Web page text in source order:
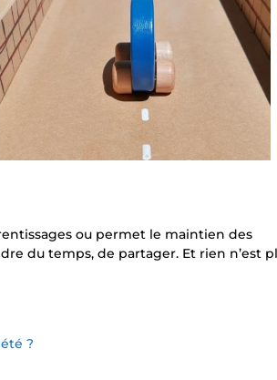
ou permet le maintien des
du temps, de partager. Et rien n’est
?